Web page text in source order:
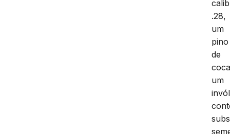
.28,
um
pino
de
um